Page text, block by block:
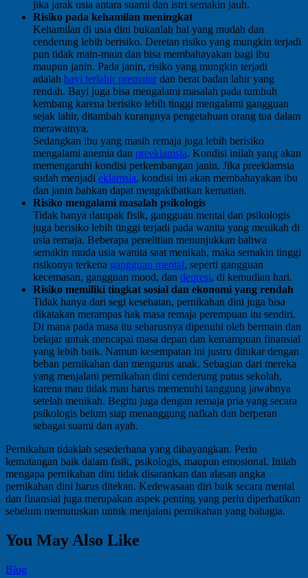
jika jarak usia antara suami dan istri semakin jauh.
Risiko pada kehamilan meningkat
Kehamilan di usia dini bukanlah hal yang mudah dan
cenderung lebih berisiko. Deretan risiko yang mungkin terjadi
pun tidak main-main dan bisa membahayakan bagi ibu
maupun janin. Pada janin, risiko yang mungkin terjadi
adalah bayi terlahir prematur dan berat badan lahir yang
rendah. Bayi juga bisa mengalami masalah pada tumbuh
kembang karena berisiko lebih tinggi mengalami gangguan
sejak lahir, ditambah kurangnya pengetahuan orang tua dalam
merawatnya.
Sedangkan ibu yang masih remaja juga lebih berisiko
mengalami anemia dan preeklamsia. Kondisi inilah yang akan
memengaruhi kondisi perkembangan janin. Jika preeklamsia
sudah menjadi eklamsia, kondisi ini akan membahayakan ibu
dan janin bahkan dapat mengakibatkan kematian.
Risiko mengalami masalah psikologis
Tidak hanya dampak fisik, gangguan mental dan psikologis
juga berisiko lebih tinggi terjadi pada wanita yang menikah di
usia remaja. Beberapa penelitian menunjukkan bahwa
semakin muda usia wanita saat menikah, maka semakin tinggi
risikonya terkena gangguan mental, seperti gangguan
kecemasan, gangguan mood, dan depresi, di kemudian hari.
Risiko memiliki tingkat sosial dan ekonomi yang rendah
Tidak hanya dari segi kesehatan, pernikahan dini juga bisa
dikatakan merampas hak masa remaja perempuan itu sendiri.
Di mana pada masa itu seharusnya dipenuhi oleh bermain dan
belajar untuk mencapai masa depan dan kemampuan finansial
yang lebih baik. Namun kesempatan ini justru ditukar dengan
beban pernikahan dan mengurus anak. Sebagian dari mereka
yang menjalani pernikahan dini cenderung putus sekolah,
karena mau tidak mau harus memenuhi tanggung jawabnya
setelah menikah. Begitu juga dengan remaja pria yang secara
psikologis belum siap menanggung nafkah dan berperan
sebagai suami dan ayah.
Pernikahan tidaklah sesederhana yang dibayangkan. Perlu
kematangan baik dalam fisik, psikologis, maupun emosional. Inilah
mengapa pernikahan dini tidak disarankan dan alasan angka
pernikahan dini harus ditekan. Kedewasaan diri baik secara mental
dan finansial juga merupakan aspek penting yang perlu diperhatikan
sebelum memutuskan untuk menjalani pernikahan yang bahagia.
You May Also Like
Blog